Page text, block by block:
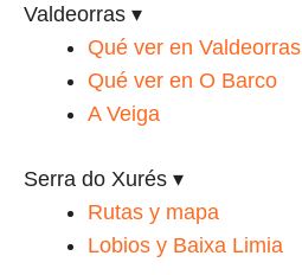
Valdeorras ▾
Qué ver en Valdeorras
Qué ver en O Barco
A Veiga
Serra do Xurés ▾
Rutas y mapa
Lobios y Baixa Limia